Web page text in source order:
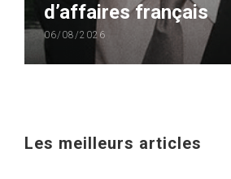
d’affaires français
06/08/2026
Les meilleurs articles